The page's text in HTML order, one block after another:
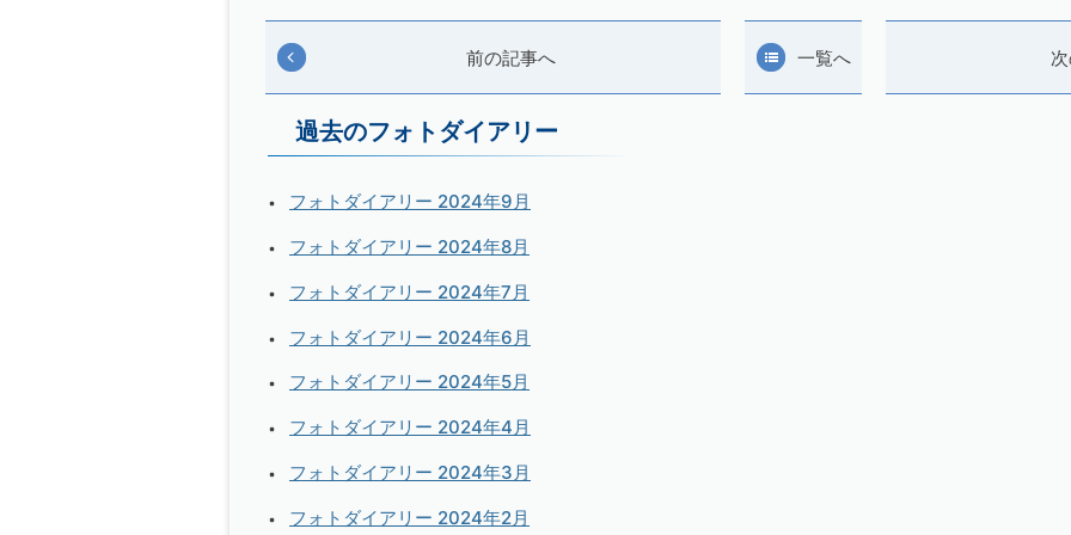
前の記事へ 一覧へ
過去のフォトダイアリー
フォトダイアリー 2024年9月
フォトダイアリー 2024年8月
フォトダイアリー 2024年7月
フォトダイアリー 2024年6月
フォトダイアリー 2024年5月
フォトダイアリー 2024年4月
フォトダイアリー 2024年3月
フォトダイアリー 2024年2月